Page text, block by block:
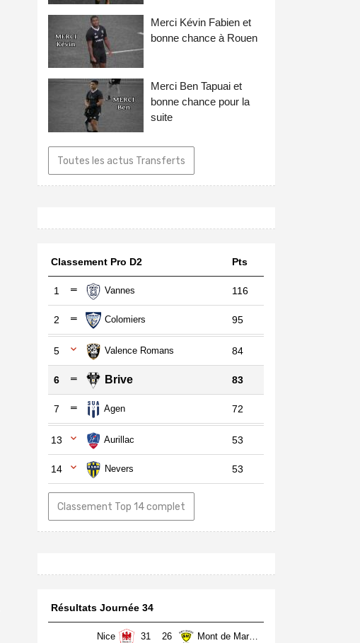
Merci Kévin Fabien et
bonne chance à Rouen
Merci Ben Tapuai et
bonne chance pour la
suite
Toutes les actus Transferts
Classement Pro D2 Pts
1 Vannes 116
2 Colomiers 95
5 Valence Romans 84
6 Brive 83
7 Agen 72
13 Aurillac 53
14 Nevers 53
Classement Top 14 complet
Résultats Journée 34
Nice 31 26 Mont de Marsan